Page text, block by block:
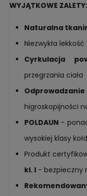
WYJĄTKOWE ZALETY:
Naturalna
Niezwykła
Cyrkulacja
przegrzania ciała
higroskopijności
POLDAUN -
wysokiej klasy
Produkt
kl. I - bezpieczny